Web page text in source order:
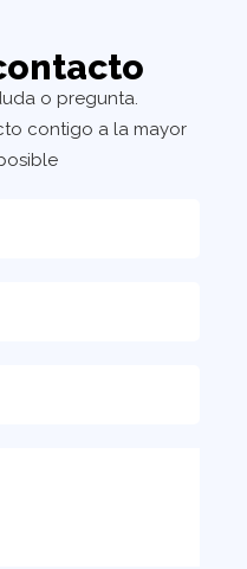
o pregunta.
contigo a la mayor